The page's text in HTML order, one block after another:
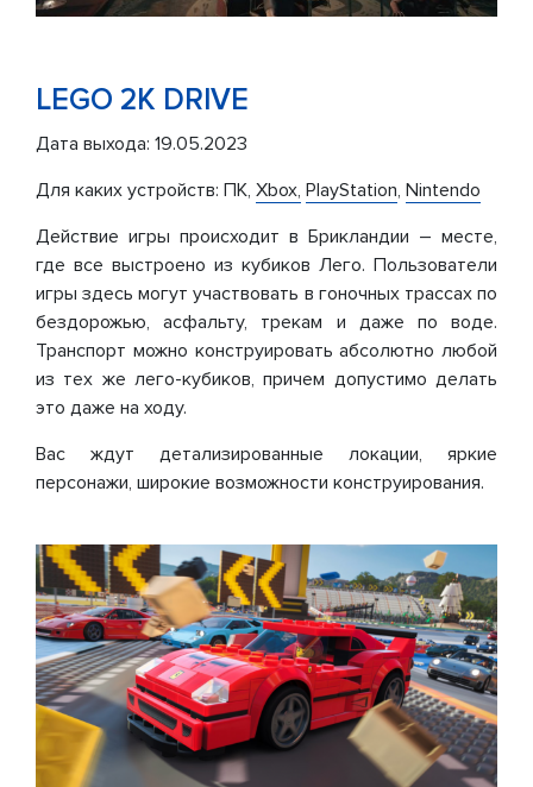
LEGO 2K DRIVE
Дата выхода: 19.05.2023
Для каких устройств: ПК, Xbox, PlayStation, Nintendo
Действие игры происходит в Брикландии – месте,
где все выстроено из кубиков Лего. Пользователи
игры здесь могут участвовать в гоночных трассах по
бездорожью, асфальту, трекам и даже по воде.
Транспорт можно конструировать абсолютно любой
из тех же лего-кубиков, причем допустимо делать
это даже на ходу.
Вас ждут детализированные локации, яркие
персонажи, широкие возможности конструирования.